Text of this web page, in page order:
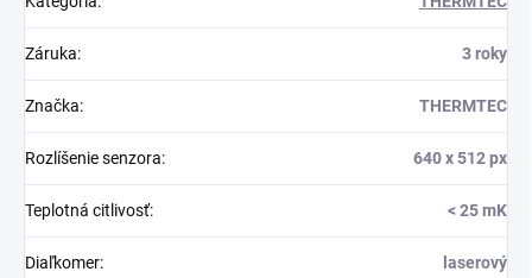
Záruka: 3 roky
Značka: THERMTEC
Rozlíšenie senzora: 640 x 512 px
Teplotná citlivosť: < 25 mK
Diaľkomer: laserový